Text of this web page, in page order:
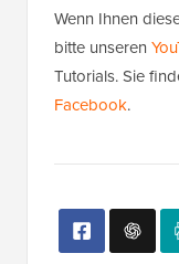
Wenn Ihnen
bitte unseren
Tutorials. Sie
Facebook.